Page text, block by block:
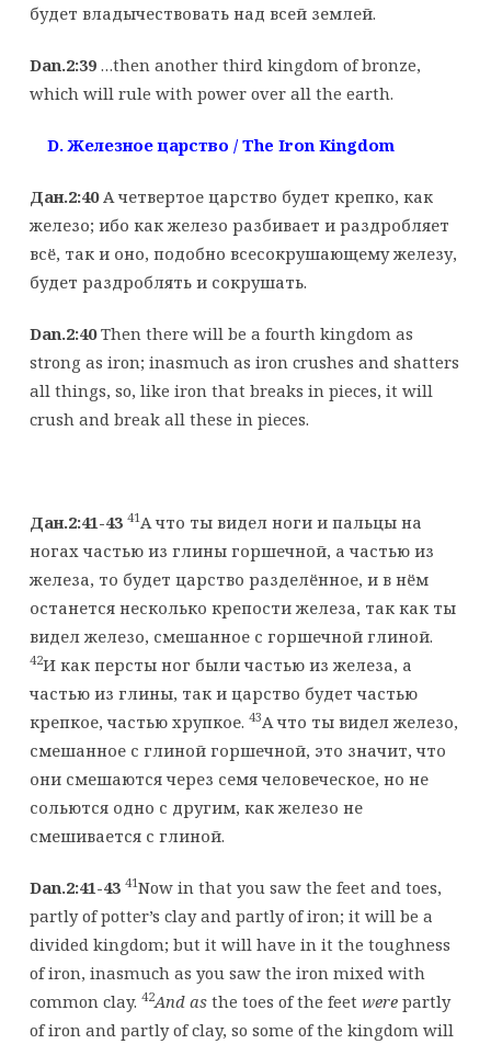
будет владычествовать над всей землей.
Dan.2:39 …then another third kingdom of bronze,
which will rule with power over all the earth.
D. Железноецарство / The Iron Kingdom
Дан.2:40 А четвертое царство будет крепко, как
железо; ибо как железо разбивает и раздробляет
всё, так и оно, подобно всесокрушающему железу,
будет раздроблять и сокрушать.
Dan.2:40Then there will be a fourth kingdom as
strong as iron; inasmuch as iron crushes and shatters
all things, so, like iron that breaks in pieces, it will
crush and break all these in pieces.
Дан.2:41-43 41А что ты видел ноги и пальцы на
ногах частью из глины горшечной, а частью из
железа, то будет царство разделённое, и в нём
останется несколько крепости железа, так как ты
видел железо, смешанное с горшечной глиной.
42И как персты ног были частью из железа, а
частью из глины, так и царство будет частью
крепкое, частью хрупкое. 43А что ты видел железо,
смешанное с глиной горшечной, это значит, что
они смешаются через семя человеческое, но не
сольются одно с другим, как железо не
смешивается с глиной.
Dan.2:41-43 41Now in that you saw the feet and toes,
partly of potter’s clay and partly of iron; it will be a
divided kingdom; but it will have in it the toughness
of iron, inasmuch as you saw the iron mixed with
common clay. 42And asthe toes of the feet werepartly
of iron and partly of clay, so some of the kingdom will